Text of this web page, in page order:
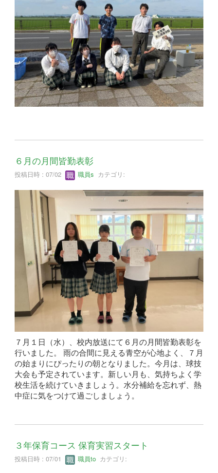
６月の月間皆勤表彰
投稿日時 : 07/02 職員s カテゴリ:
７月１日（水）、校内放送にて６月の月間皆勤表彰を
行いました。 雨の合間に見える青空が心地よく、７月
の始まりにぴったりの朝となりました。今月は、球技
大会も予定されています。新しい月も、気持ちよく学
校生活を続けていきましょう。水分補給を忘れず、熱
中症に気をつけて過ごしましょう。
３年保育コース 保育実習スタート
投稿日時 : 07/01 職員to カテゴリ: